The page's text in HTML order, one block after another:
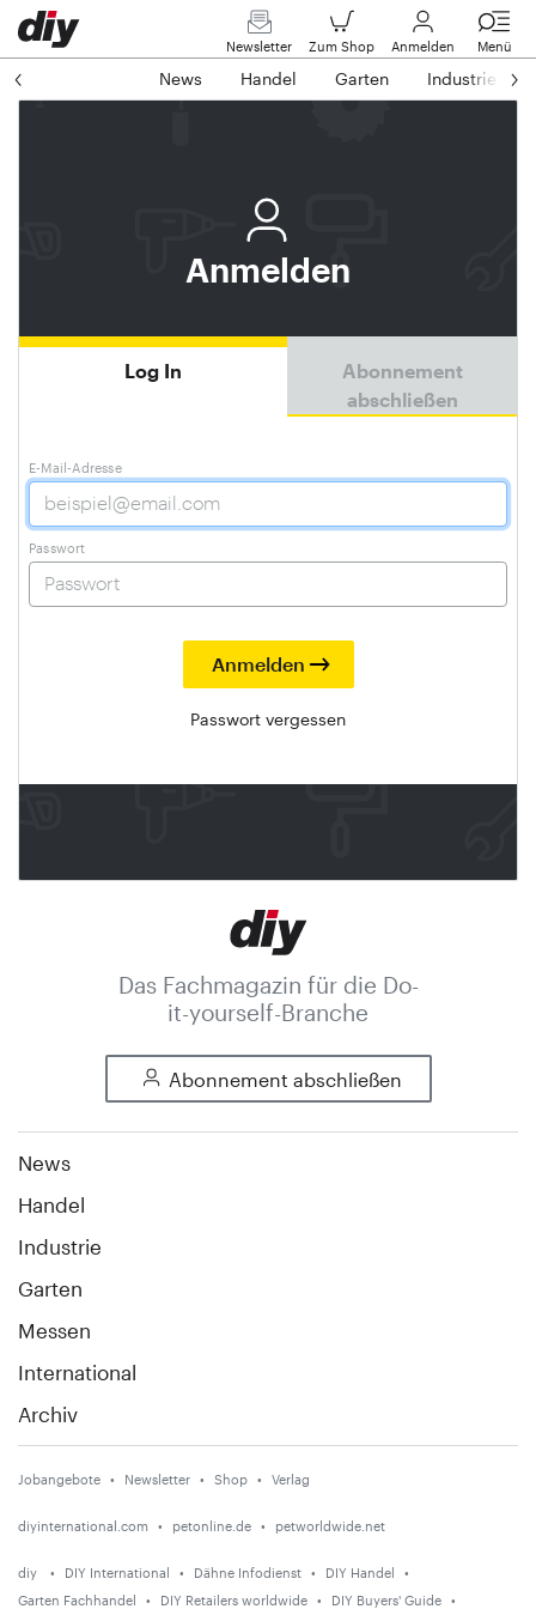
Newsletter Zum Shop Anmelden Menü
News Handel Garten Industrie
Anmelden
Log In
Abonnement
abschließen
E-Mail-Adresse
Passwort
Passwort vergessen
Das Fachmagazin für die Do-
it-yourself-Branche
Abonnement abschließen
News
Handel
Industrie
Garten
Messen
International
Archiv
Jobangebote Newsletter Shop Verlag
diyinternational.com petonline.de petworldwide.net
diy DIY International Dähne Infodienst
DIY Handel
Garten Fachhandel
DIY Retailers worldwide DIY Buyers' Guide